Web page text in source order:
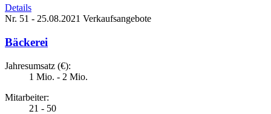
Details
Nr. 51 - 25.08.2021 Verkaufsangebote
Bäckerei
Jahresumsatz (€):
1 Mio. - 2 Mio.
Mitarbeiter:
21 - 50